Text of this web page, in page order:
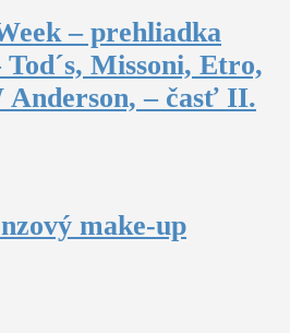
– prehliadka
Missoni, Etro,
Anderson, – časť II.
make-up